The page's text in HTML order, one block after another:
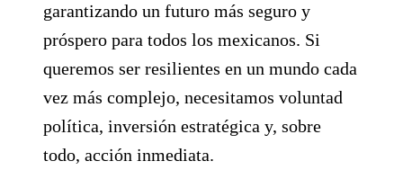
garantizando un futuro más seguro y
próspero para todos los mexicanos. Si
queremos ser resilientes en un mundo cada
vez más complejo, necesitamos voluntad
política, inversión estratégica y, sobre
todo, acción inmediata.